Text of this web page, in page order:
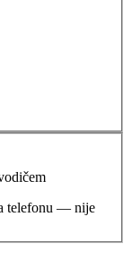
telefonu — nije